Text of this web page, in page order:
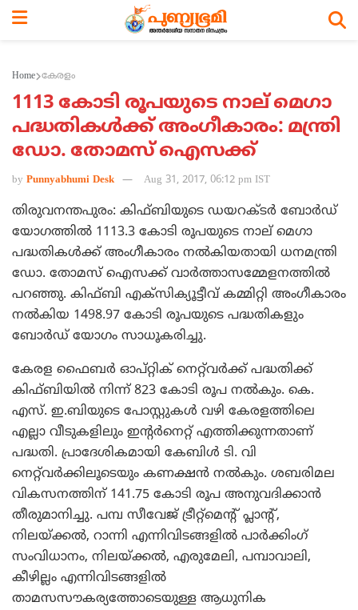
Home കേരളം
1113 കോടി രൂപയുടെ നാല് മെഗാ
പദ്ധതികള്‍ക്ക് അംഗീകാരം: മന്ത്രി
ഡോ. തോമസ് ഐസക്ക്‌
by Punnyabhumi Desk Aug 31, 2017, 06:12 pm IST
തിരുവനന്തപുരം: കിഫ്ബിയുടെ ഡയറക്ടര്‍ ബോര്‍ഡ്
യോഗത്തില്‍ 1113.3 കോടി രൂപയുടെ നാല് മെഗാ
പദ്ധതികള്‍ക്ക് അംഗീകാരം നല്‍കിയതായി ധനമന്ത്രി
ഡോ. തോമസ് ഐസക്ക് വാര്‍ത്താസമ്മേളനത്തില്‍
പറഞ്ഞു. കിഫ്ബി എക്‌സിക്യൂട്ടീവ് കമ്മിറ്റി അംഗീകാരം
നല്‍കിയ 1498.97 കോടി രൂപയുടെ പദ്ധതികളും
ബോര്‍ഡ് യോഗം സാധൂകരിച്ചു.
കേരള ഫൈബര്‍ ഓപ്റ്റിക് നെറ്റ്‌വര്‍ക്ക് പദ്ധതിക്ക്
കിഫ്ബിയില്‍ നിന്ന് 823 കോടി രൂപ നല്‍കും. കെ.
എസ്. ഇ.ബിയുടെ പോസ്റ്റുകള്‍ വഴി കേരളത്തിലെ
എല്ലാ വീടുകളിലും ഇന്റര്‍നെറ്റ് എത്തിക്കുന്നതാണ്
പദ്ധതി. പ്രാദേശികമായി കേബിള്‍ ടി. വി
നെറ്റ്‌വര്‍ക്കിലൂടെയും കണക്ഷന്‍ നല്‍കും. ശബരിമല
വികസനത്തിന് 141.75 കോടി രൂപ അനുവദിക്കാന്‍
തീരുമാനിച്ചു. പമ്പ സീവേജ് ട്രീറ്റ്‌മെന്റ് പ്ലാന്റ്,
നിലയ്ക്കല്‍, റാന്നി എന്നിവിടങ്ങളില്‍ പാര്‍ക്കിംഗ്
സംവിധാനം, നിലയ്ക്കല്‍, എരുമേലി, പമ്പാവാലി,
കീഴില്ലം എന്നിവിടങ്ങളില്‍
താമസസൗകര്യത്തോടെയുള്ള ആധുനിക